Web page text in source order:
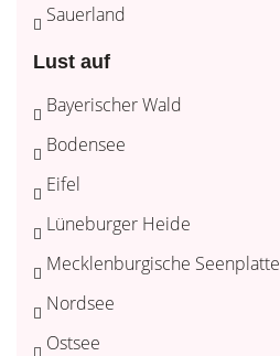
Sauerland
Lust auf
Bayerischer Wald
Bodensee
Eifel
Lüneburger Heide
Mecklenburgische Seenplatte
Nordsee
Ostsee